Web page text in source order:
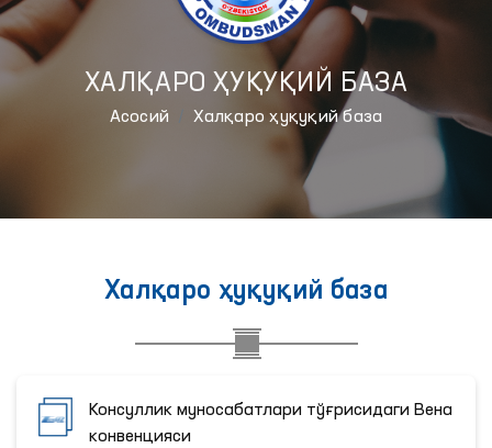
ХАЛҚАРО ҲУҚУҚИЙ БАЗА
Aсосий Халқаро ҳуқуқий база
Халқаро ҳуқуқий база
Консуллик муносабатлари тўғрисидаги Вена
конвенцияси